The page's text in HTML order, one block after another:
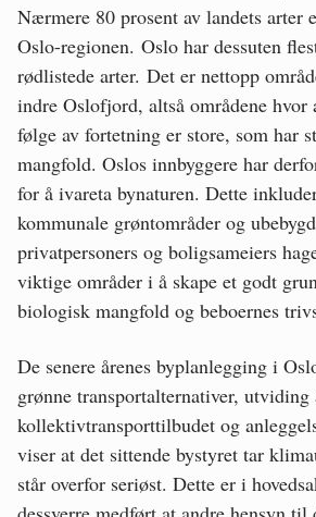
Nærmere 80 prosent av landets arter
Oslo-regionen. Oslo har dessuten
rødlistede arter. Det er nettopp
indre Oslofjord, altså områdene hvor
følge av fortetning er store, som har
mangfold. Oslos innbyggere har
for å ivareta bynaturen. Dette
kommunale grøntområder og
privatpersoners og boligsameiers
viktige områder i å skape et godt
biologisk mangfold og beboernes
De senere årenes byplanlegging i
grønne transportalternativer, utviding
kollektivtransporttilbudet og
viser at det sittende bystyret tar
står overfor seriøst. Dette er i